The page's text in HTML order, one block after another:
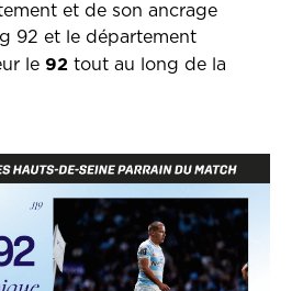
et de son ancrage
92 et le département
le 92 tout au long de la